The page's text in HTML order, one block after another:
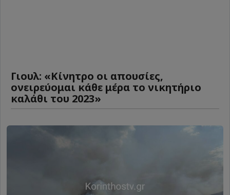
Γιουλ: «Κίνητρο οι απουσίες,
ονειρεύομαι κάθε μέρα το νικητήριο
καλάθι του 2023»